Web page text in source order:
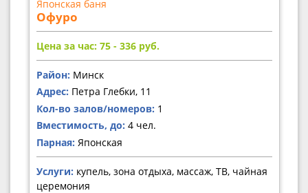
Японская баня
Офуро
Цена за час: 75 - 336 руб.
Район: Минск
Адрес: Петра Глебки, 11
Кол-во залов/номеров: 1
Вместимость, до: 4 чел.
Парная: Японская
Услуги: купель, зона отдыха, массаж, ТВ, чайная
церемония